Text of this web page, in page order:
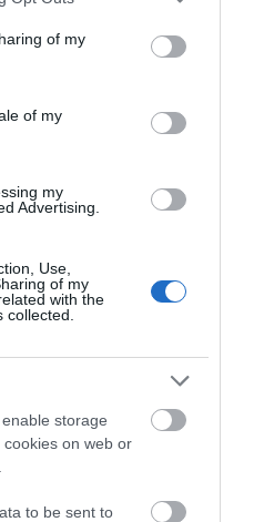
behaviour. You may click to
and its third-party tags to
purposes in below Google
of my
of my
my
Advertising.
Use,
of my
with the
storage
on web or
to be sent to
μοναδικά τη ζεστασιά με
έναν ατμοσφαιρικό και
ηρεμία και γαλήνη.
αποχρώσεις του και η
ταιριάζουν τέλεια με
Κατασκευασμένο από
ποιότητας, το χαλί αυτό